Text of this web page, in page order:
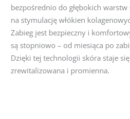
bezpośrednio do głębokich
na stymulację włókien
Zabieg jest bezpieczny i
są stopniowo – od miesiąca po
Dzięki tej technologii skóra staje
zrewitalizowana i promienna.